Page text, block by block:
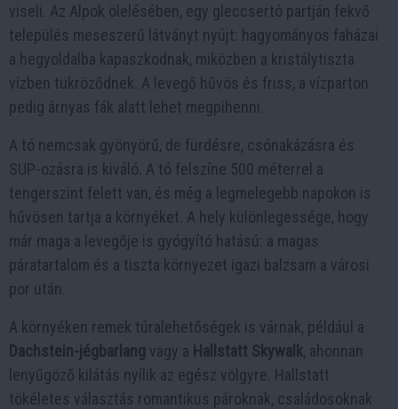
viseli. Az Alpok ölelésében, egy gleccsertó partján fekvő
település meseszerű látványt nyújt: hagyományos faházai
a hegyoldalba kapaszkodnak, miközben a kristálytiszta
vízben tükröződnek. A levegő hűvös és friss, a vízparton
pedig árnyas fák alatt lehet megpihenni.
A tó nemcsak gyönyörű, de fürdésre, csónakázásra és
SUP-ozásra is kiváló. A tó felszíne 500 méterrel a
tengerszint felett van, és még a legmelegebb napokon is
hűvösen tartja a környéket. A hely különlegessége, hogy
már maga a levegője is gyógyító hatású: a magas
páratartalom és a tiszta környezet igazi balzsam a városi
por után.
A környéken remek túralehetőségek is várnak, például a
Dachstein-jégbarlang vagy a Hallstatt Skywalk, ahonnan
lenyűgöző kilátás nyílik az egész völgyre. Hallstatt
tökéletes választás romantikus pároknak, családosoknak